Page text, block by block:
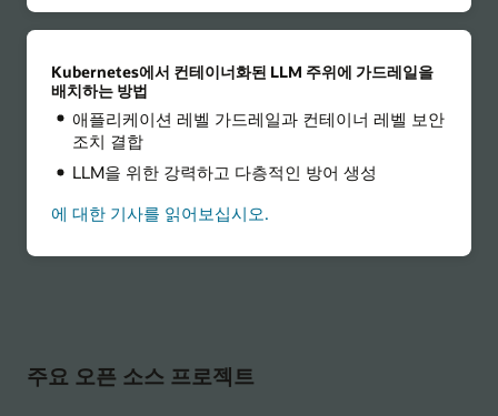
Kubernetes에서 컨테이너화된 LLM 주위에 가드레일을
배치하는 방법
애플리케이션 레벨 가드레일과 컨테이너 레벨 보안
조치 결합
LLM을 위한 강력하고 다층적인 방어 생성
Kubernetes에서
컨테이너화된
주위에
에 대한 기사를 읽어보십시오.
주요 오픈 소스 프로젝트